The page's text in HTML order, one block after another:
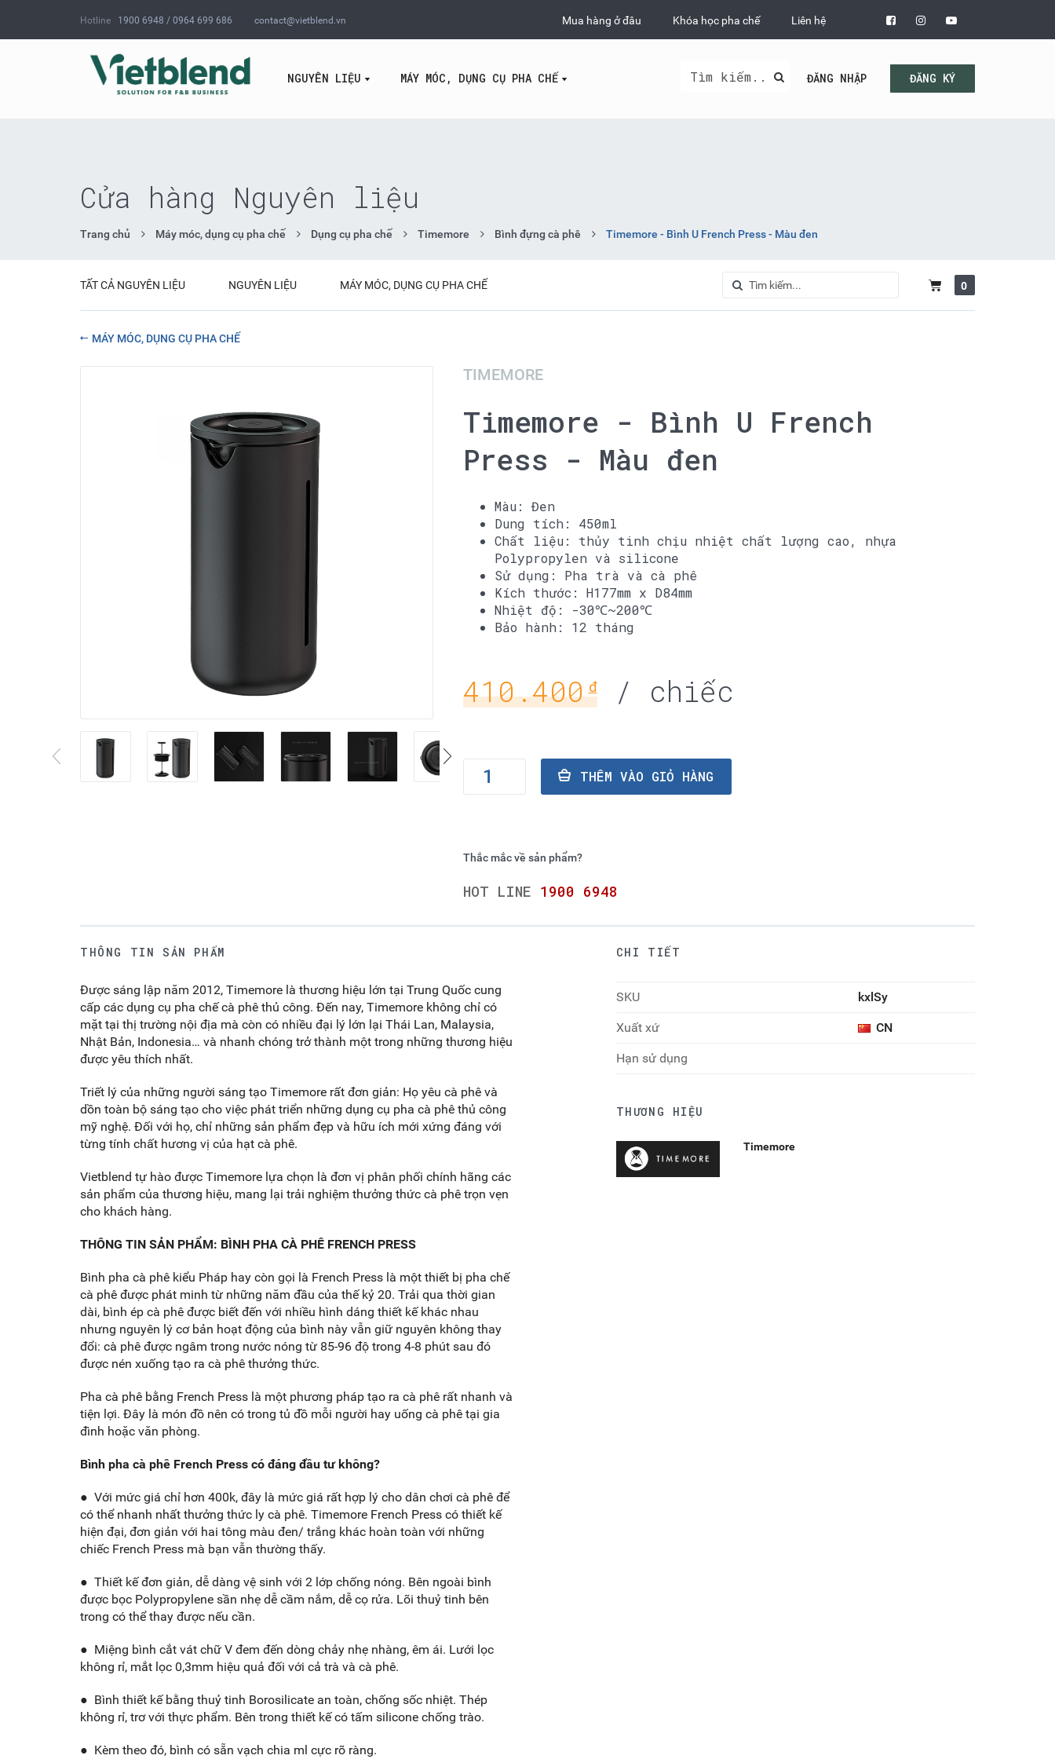
Hotline 1900 6948 / 0964 699 686 contact@vietblend.vn Mua hàng ở đâu Khóa học pha chế Liên hệ
ĐĂNG NHẬP ĐĂNG KÝ
NGUYÊN LIỆU MÁY MÓC, DỤNG CỤ PHA CHẾ
Cửa hàng Nguyên liệu
Trang chủ Máy móc, dụng cụ pha chế Dụng cụ pha chế Timemore Bình đựng cà phê Timemore - Bình U French Press - Màu đen
0
TẤT CẢ NGUYÊN LIỆU NGUYÊN LIỆU MÁY MÓC, DỤNG CỤ PHA CHẾ
MÁY MÓC, DỤNG CỤ PHA CHẾ
TIMEMORE
Timemore - Bình U French
Press - Màu đen
Màu: Đen
Dung tích: 450ml
Chất liệu: thủy tinh chịu nhiệt chất lượng cao, nhựa
Polypropylen và silicone
Sử dụng: Pha trà và cà phê
Kích thước: H177mm x D84mm
Nhiệt độ: -30℃~200℃
Bảo hành: 12 tháng
410.400 đ/ chiếc
THÊM VÀO GIỎ HÀNG
Thắc mắc về sản phẩm?
HOT LINE 1900 6948
THÔNG TIN SẢN PHẨM
Được sáng lập năm 2012, Timemore là thương hiệu lớn tại Trung Quốc cung
cấp các dụng cụ pha chế cà phê thủ công. Đến nay, Timemore không chỉ có
mặt tại thị trường nội địa mà còn có nhiều đại lý lớn lại Thái Lan, Malaysia,
Nhật Bản, Indonesia… và nhanh chóng trở thành một trong những thương hiệu
được yêu thích nhất.
Triết lý của những người sáng tạo Timemore rất đơn giản: Họ yêu cà phê và
dồn toàn bộ sáng tạo cho việc phát triển những dụng cụ pha cà phê thủ công
mỹ nghệ. Đối với họ, chỉ những sản phẩm đẹp và hữu ích mới xứng đáng với
từng tính chất hương vị của hạt cà phê.
Vietblend tự hào được Timemore lựa chọn là đơn vị phân phối chính hãng các
sản phẩm của thương hiệu, mang lại trải nghiệm thưởng thức cà phê trọn vẹn
cho khách hàng.
THÔNG TIN SẢN PHẨM: BÌNH PHA CÀ PHÊ FRENCH PRESS
Bình pha cà phê kiểu Pháp hay còn gọi là French Press là một thiết bị pha chế
cà phê được phát minh từ những năm đầu của thế kỷ 20. Trải qua thời gian
dài, bình ép cà phê được biết đến với nhiều hình dáng thiết kế khác nhau
nhưng nguyên lý cơ bản hoạt động của bình này vẫn giữ nguyên không thay
đổi: cà phê được ngâm trong nước nóng từ 85-96 độ trong 4-8 phút sau đó
được nén xuống tạo ra cà phê thưởng thức.
Pha cà phê bằng French Press là một phương pháp tạo ra cà phê rất nhanh và
tiện lợi. Đây là món đồ nên có trong tủ đồ mỗi người hay uống cà phê tại gia
đình hoặc văn phòng.
Bình pha cà phê French Press có đáng đầu tư không?
● Với mức giá chỉ hơn 400k, đây là mức giá rất hợp lý cho dân chơi cà phê để
có thể nhanh nhất thưởng thức ly cà phê. Timemore French Press có thiết kế
hiện đại, đơn giản với hai tông màu đen/ trắng khác hoàn toàn với những
chiếc French Press mà bạn vẫn thường thấy.
● Thiết kế đơn giản, dễ dàng vệ sinh với 2 lớp chống nóng. Bên ngoài bình
được bọc Polypropylene sần nhẹ dễ cầm nắm, dễ cọ rửa. Lõi thuỷ tinh bên
trong có thể thay được nếu cần.
● Miệng bình cắt vát chữ V đem đến dòng chảy nhẹ nhàng, êm ái. Lưới lọc
không rỉ, mắt lọc 0,3mm hiệu quả đối với cả trà và cà phê.
● Bình thiết kế bằng thuỷ tinh Borosilicate an toàn, chống sốc nhiệt. Thép
không rỉ, trơ với thực phẩm. Bên trong thiết kế có tấm silicone chống trào.
● Kèm theo đó, bình có sẵn vạch chia ml cực rõ ràng.
CHI TIẾT
SKU kxlSy
Xuất xứ CN
Hạn sử dụng
THƯƠNG HIỆU
Timemore